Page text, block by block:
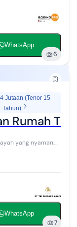
WhatsApp
6
Jutaan (Tenor 15
Tahun)
Rumah
WhatsApp
7